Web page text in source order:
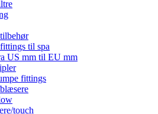
til spa
US mm til EU mm
fittings
touch